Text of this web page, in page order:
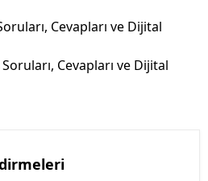
Cevapları ve Dijital
Cevapları ve Dijital